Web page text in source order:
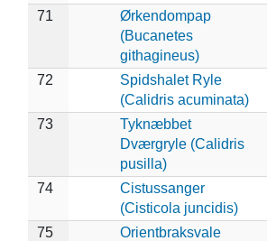
71
Ørkendompap
(Bucanetes
githagineus)
72
Spidshalet Ryle
(Calidris acuminata)
73
Tyknæbbet
Dværgryle (Calidris
pusilla)
74
Cistussanger
(Cisticola juncidis)
75
Orientbraksvale